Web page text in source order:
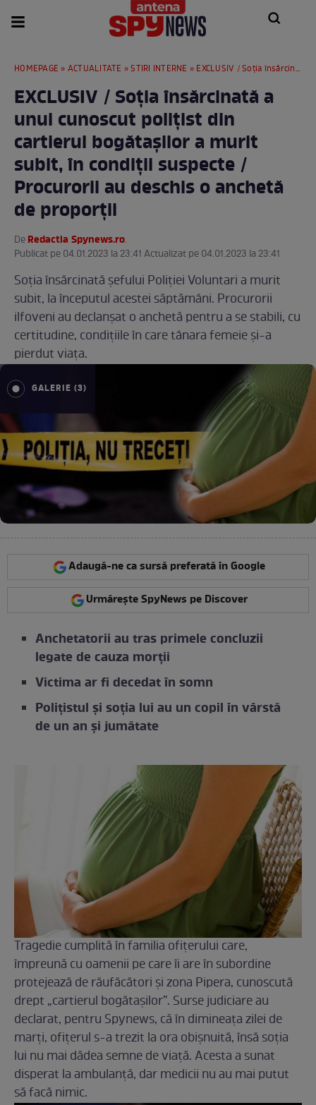
HOMEPAGE » ACTUALITATE »STIRI INTERNE » EXCLUSIV / Soția însărcinată a unui cunoscut polițist din cartierul bogătașilor a murit subit, în condiții suspecte / Procurorii au deschis o anchetă de proporții
EXCLUSIV / Soția însărcinată a
unui cunoscut polițist din
cartierul bogătașilor a murit
subit, în condiții suspecte /
Procurorii au deschis o anchetă
de proporții
DeRedactia Spynews.ro.
Publicat pe 04.01.2023 la 23:41 Actualizat pe 04.01.2023 la 23:41
Soția însărcinată șefului Poliției Voluntari a murit
subit, la începutul acestei săptămâni. Procurorii
ilfoveni au declanșat o anchetă pentru a se stabili, cu
certitudine, condițiile în care tânara femeie și-a
pierdut viața.
GALERIE (3)
Adaugă-ne ca sursă preferată în Google
Urmărește SpyNews pe Discover
Anchetatorii au tras primele concluzii
legate de cauza morții
Victima ar fi decedat în somn
Polițistul și soția lui au un copil în vârstă
de un an și jumătate
Tragedie cumplită în familia ofițerului care,
împreună cu oamenii pe care îi are în subordine
protejează de răufăcători și zona Pipera, cunoscută
drept „cartierul bogătașilor”. Surse judiciare au
declarat, pentru Spynews, că în dimineața zilei de
marți, ofițerul s-a trezit la ora obișnuită, însă soția
lui nu mai dădea semne de viață. Acesta a sunat
disperat la ambulanță, dar medicii nu au mai putut
să facă nimic.